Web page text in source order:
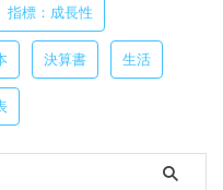
指標：成長性
決算書 生活